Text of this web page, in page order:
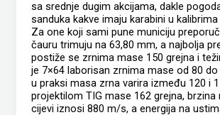
sa srednje dugim akcijama, dakle
sanduka kakve imaju karabini u kalibrima
Za one koji sami pune municiju
čauru trimuju na 63,80 mm, a najbolja
postiže se zrnima mase 150 grejna i
je 7×64 laborisan zrnima mase od 80 do
u praksi masa zrna varira između 120 i
projektilom TIG mase 162 grejna, brzina
cijevi iznosi 880 m/s, a energija na